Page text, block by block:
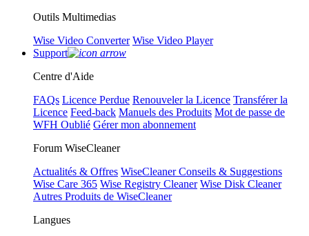
Outils Multimedias
Wise Video Converter Wise Video Player
Support
Centre d'Aide
FAQs Licence Perdue Renouveler la Licence Transférer la
Licence Feed-back Manuels des Produits Mot de passe de
WFH Oublié Gérer mon abonnement
Forum WiseCleaner
Actualités & Offres WiseCleaner Conseils & Suggestions
Wise Care 365 Wise Registry Cleaner Wise Disk Cleaner
Autres Produits de WiseCleaner
Langues